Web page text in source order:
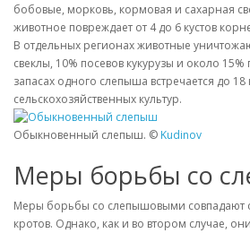
бобовые, морковь, кормовая и сахарная
животное повреждает от 4 до 6 кустов
В отдельных регионах животные
свеклы, 10% посевов кукурузы и около
запасах одного слепыша встречается до 18
сельскохозяйственных культур.
Обыкновенный слепыш. © Kudinov
Меры борьбы со
Меры борьбы со слепышовыми совпадают
кротов. Однако, как и во втором случае,